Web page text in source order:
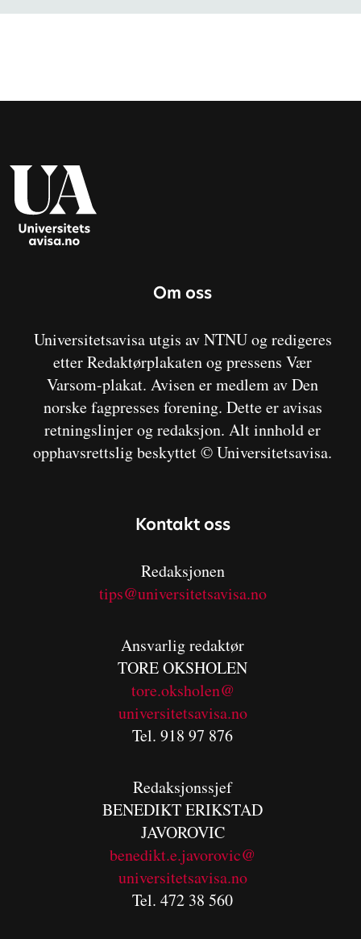
Om oss
Universitetsavisa utgis av NTNU og redigeres
etter Redaktørplakaten og pressens Vær
Varsom-plakat. Avisen er medlem av Den
norske fagpresses forening. Dette er avisas
retningslinjer og redaksjon. Alt innhold er
opphavsrettslig beskyttet © Universitetsavisa.
Kontakt oss
Redaksjonen
tips@universitetsavisa.no
Ansvarlig redaktør
TORE OKSHOLEN
tore.oksholen@
universitetsavisa.no
Tel. 918 97 876
Redaksjonssjef
BENEDIKTERIKSTAD
JAVOROVIC
benedikt.e.javorovic@
universitetsavisa.no
Tel. 472 38 560